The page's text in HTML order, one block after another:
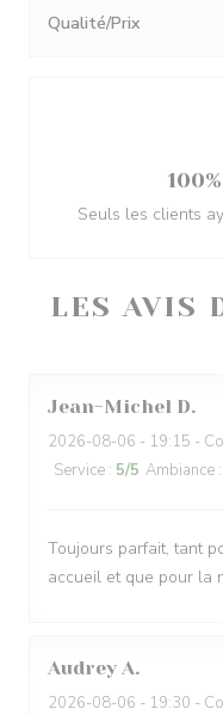
LES AVIS
Jean-Michel D
2026-08-06 - 19:15 -
Service : 5/5 Ambiance :
Toujours parfait, tant
accueil et que pour la
Audrey A
2026-08-06 - 19:30 -
Qualité/Prix
Seuls les clients